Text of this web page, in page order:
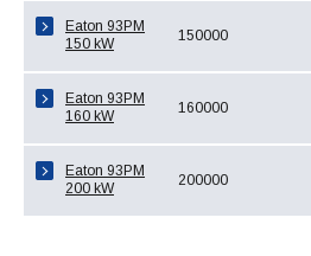
Eaton 93PM
150 kW
150000
Eaton 93PM
160 kW
160000
Eaton 93PM
200 kW
200000